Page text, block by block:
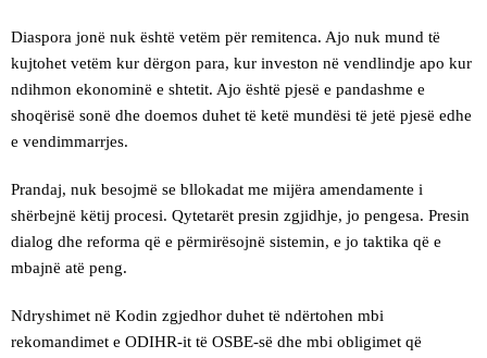
Diaspora jonë nuk është vetëm për remitenca. Ajo nuk mund të
kujtohet vetëm kur dërgon para, kur investon në vendlindje apo kur
ndihmon ekonominë e shtetit. Ajo është pjesë e pandashme e
shoqërisë sonë dhe doemos duhet të ketë mundësi të jetë pjesë edhe
e vendimmarrjes.
Prandaj, nuk besojmë se bllokadat me mijëra amendamente i
shërbejnë këtij procesi. Qytetarët presin zgjidhje, jo pengesa. Presin
dialog dhe reforma që e përmirësojnë sistemin, e jo taktika që e
mbajnë atë peng.
Ndryshimet në Kodin zgjedhor duhet të ndërtohen mbi
rekomandimet e ODIHR-it të OSBE-së dhe mbi obligimet që